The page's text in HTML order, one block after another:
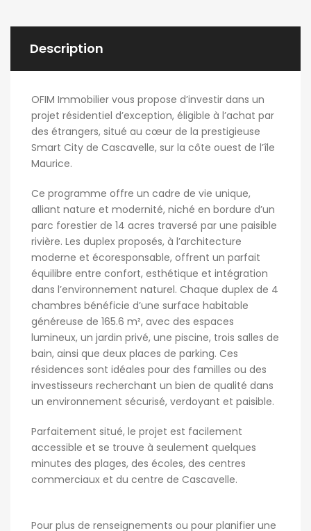
Description
OFIM Immobilier vous propose d’investir dans un
projet résidentiel d’exception, éligible à l’achat par
des étrangers, situé au cœur de la prestigieuse
Smart City de Cascavelle, sur la côte ouest de l’île
Maurice.
Ce programme offre un cadre de vie unique,
alliant nature et modernité, niché en bordure d’un
parc forestier de 14 acres traversé par une paisible
rivière. Les duplex proposés, à l’architecture
moderne et écoresponsable, offrent un parfait
équilibre entre confort, esthétique et intégration
dans l’environnement naturel. Chaque duplex de 4
chambres bénéficie d’une surface habitable
généreuse de 165.6 m², avec des espaces
lumineux, un jardin privé, une piscine, trois salles de
bain, ainsi que deux places de parking. Ces
résidences sont idéales pour des familles ou des
investisseurs recherchant un bien de qualité dans
un environnement sécurisé, verdoyant et paisible.
Parfaitement situé, le projet est facilement
accessible et se trouve à seulement quelques
minutes des plages, des écoles, des centres
commerciaux et du centre de Cascavelle.
Pour plus de renseignements ou pour planifier une